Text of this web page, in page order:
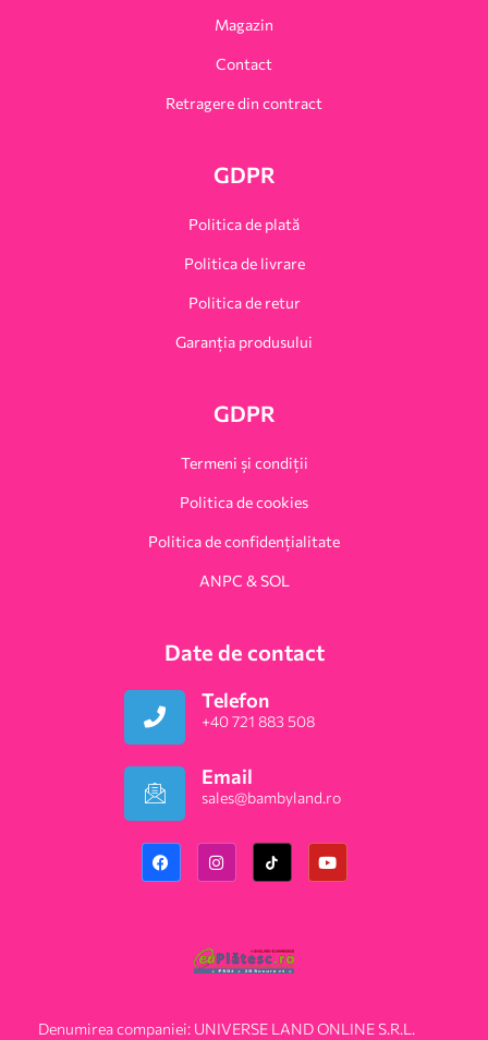
Magazin
Contact
Retragere din contract
GDPR
Politica de plată
Politica de livrare
Politica de retur
Garanția produsului
GDPR
Termeni și condiții
Politica de cookies
Politica de confidențialitate
ANPC & SOL
Date de contact
Telefon
+40 721 883 508
Email
sales@bambyland.ro​
Denumirea companiei: UNIVERSE LAND ONLINE S.R.L.